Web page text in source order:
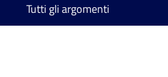
Tutti gli argomenti